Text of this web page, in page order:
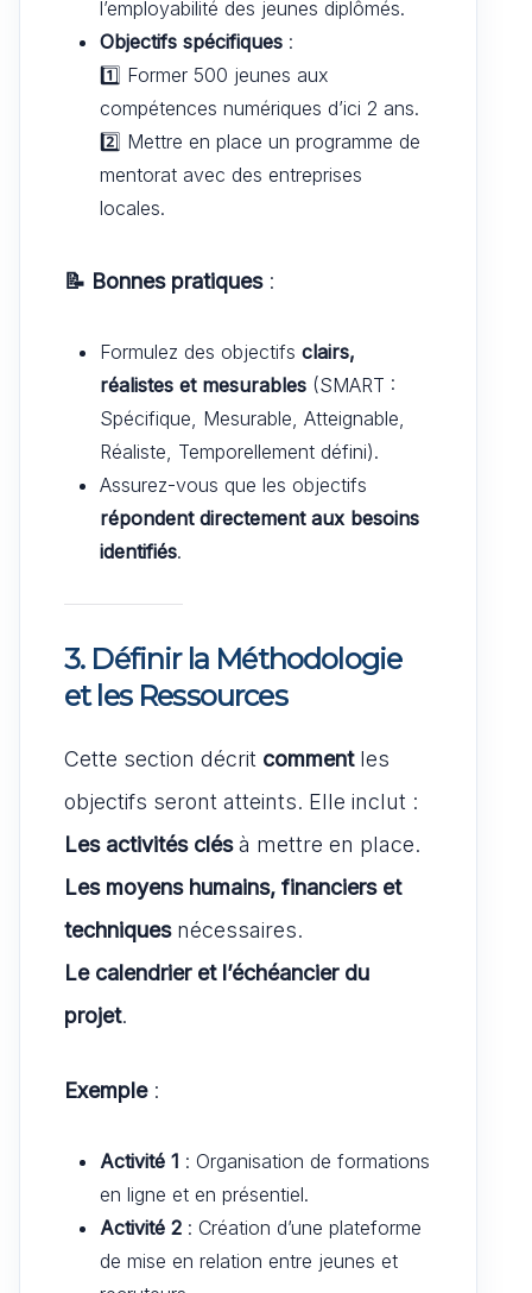
l’employabilité des jeunes diplômés.
Objectifs spécifiques :
1️⃣ Former 500 jeunes aux
compétences numériques d’ici 2 ans.
2️⃣ Mettre en place un programme de
mentorat avec des entreprises
locales.
📝 Bonnes pratiques:
Formulez des objectifs clairs,
réalistes et mesurables (SMART :
Spécifique, Mesurable, Atteignable,
Réaliste, Temporellement défini).
Assurez-vous que les objectifs
répondent directement aux besoins
identifiés.
3. Définir la Méthodologie
et les Ressources
Cette section décrit commentles
objectifs seront atteints. Elle inclut :
Les activités clésà mettre en place.
Les moyens humains, financiers et
techniquesnécessaires.
Le calendrier et l’échéancier du
projet.
Exemple:
Activité 1 : Organisation de formations
en ligne et en présentiel.
Activité 2 : Création d’une plateforme
de mise en relation entre jeunes et